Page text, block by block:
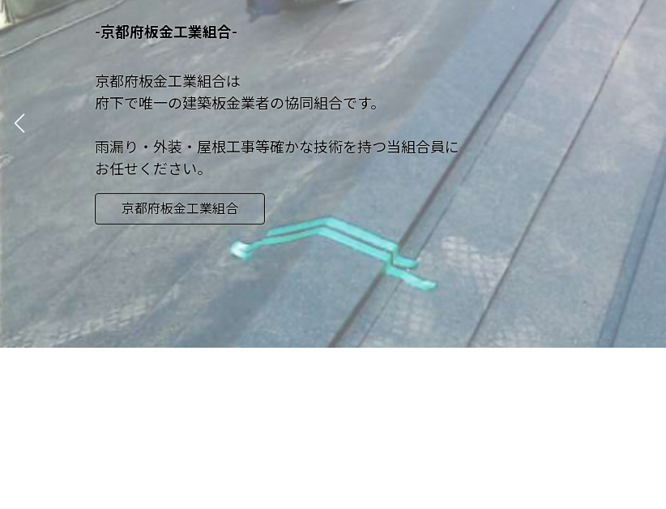
-京都府板金工業組合-
京都府板金工業組合は
府下で唯一の建築板金業者の協同組合です。
雨漏り・外装・屋根工事等確かな技術を持つ当組合員に
お任せください。
京都府板金工業組合